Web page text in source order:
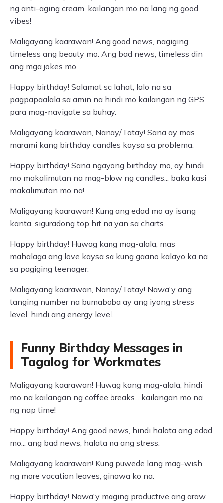
ng anti-aging cream, kailangan mo na lang ng good
vibes!
Maligayang kaarawan! Ang good news, nagiging
timeless ang beauty mo. Ang bad news, timeless din
ang mga jokes mo.
Happy birthday! Salamat sa lahat, lalo na sa
pagpapaalala sa amin na hindi mo kailangan ng GPS
para mag-navigate sa buhay.
Maligayang kaarawan, Nanay/Tatay! Sana ay mas
marami kang birthday candles kaysa sa problema.
Happy birthday! Sana ngayong birthday mo, ay hindi
mo makalimutan na mag-blow ng candles... baka kasi
makalimutan mo na!
Maligayang kaarawan! Kung ang edad mo ay isang
kanta, siguradong top hit na yan sa charts.
Happy birthday! Huwag kang mag-alala, mas
mahalaga ang love kaysa sa kung gaano kalayo ka na
sa pagiging teenager.
Maligayang kaarawan, Nanay/Tatay! Nawa'y ang
tanging number na bumababa ay ang iyong stress
level, hindi ang energy level.
Funny Birthday Messages in
Tagalog for Workmates
Maligayang kaarawan! Huwag kang mag-alala, hindi
mo na kailangan ng coffee breaks... kailangan mo na
ng nap time!
Happy birthday! Ang good news, hindi halata ang edad
mo... ang bad news, halata na ang stress.
Maligayang kaarawan! Kung puwede lang mag-wish
ng more vacation leaves, ginawa ko na.
Happy birthday! Nawa'y maging productive ang araw